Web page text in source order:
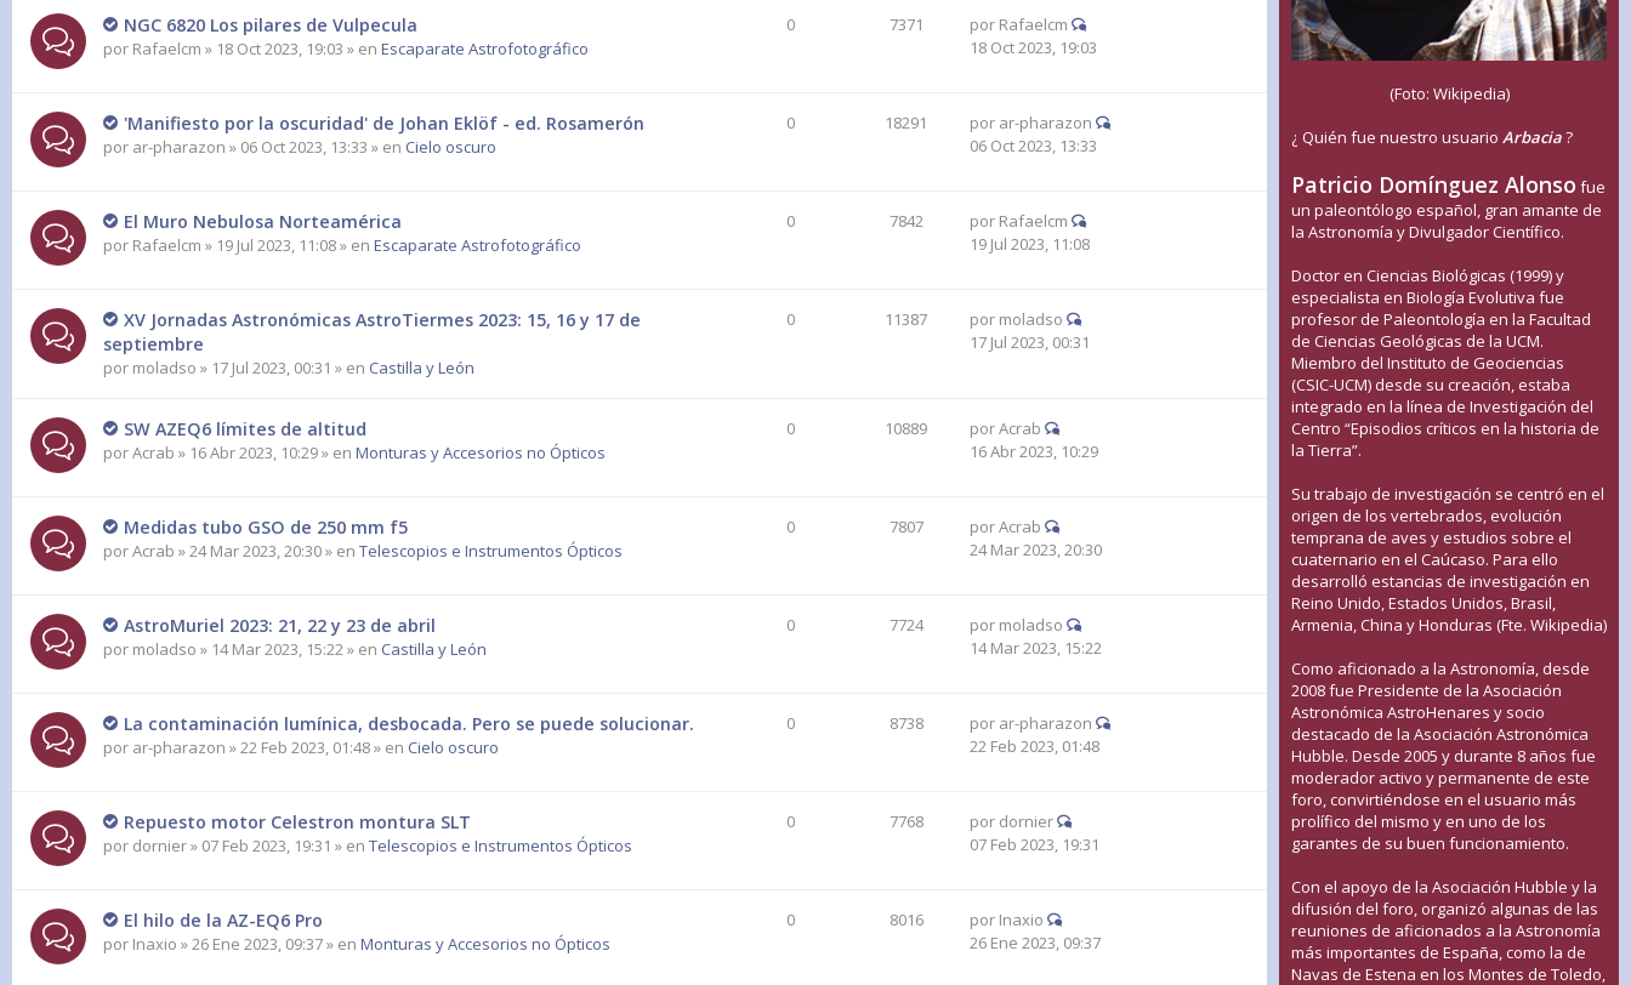
NGC 6820 Los pilares de Vulpecula
por Rafaelcm » 18 Oct 2023, 19:03 » en Escaparate Astrofotográfico
0 7371 por Rafaelcm
18 Oct 2023, 19:03
'Manifiesto por la oscuridad' de Johan Eklöf - ed. Rosamerón
por ar-pharazon » 06 Oct 2023, 13:33 » en Cielo oscuro
0 18291 por ar-pharazon
06 Oct 2023, 13:33
El Muro Nebulosa Norteamérica
por Rafaelcm » 19 Jul 2023, 11:08 » en Escaparate Astrofotográfico
0 7842 por Rafaelcm
19 Jul 2023, 11:08
XV Jornadas Astronómicas AstroTiermes 2023: 15, 16 y 17 de
septiembre
por moladso » 17 Jul 2023, 00:31 » en Castilla y León
0 11387 por moladso
17 Jul 2023, 00:31
SW AZEQ6 límites de altitud
porAcrab » 16 Abr 2023, 10:29 » en Monturas y Accesorios no Ópticos
0 10889 porAcrab
16 Abr 2023, 10:29
Medidas tubo GSO de 250 mm f5
porAcrab » 24 Mar 2023, 20:30 » en Telescopios e Instrumentos Ópticos
0 7807 porAcrab
24 Mar 2023, 20:30
AstroMuriel 2023: 21, 22 y 23 de abril
por moladso » 14 Mar 2023, 15:22 » en Castilla y León
0 7724 por moladso
14 Mar 2023, 15:22
La contaminación lumínica, desbocada. Pero se puede solucionar.
por ar-pharazon » 22 Feb 2023, 01:48 » en Cielo oscuro
0 8738 por ar-pharazon
22 Feb 2023, 01:48
Repuesto motor Celestron montura SLT
por dornier» 07 Feb 2023, 19:31 » en Telescopios e Instrumentos Ópticos
0 7768 por dornier
07 Feb 2023, 19:31
El hilo de la AZ-EQ6 Pro
por Inaxio » 26 Ene 2023, 09:37 » en Monturas y Accesorios no Ópticos
0 8016 por Inaxio
26 Ene 2023, 09:37
(Foto: Wikipedia)
¿ Quién fue nuestro usuario Arbacia?
Patricio Domínguez Alonso fue
un paleontólogo español, gran amante de
la Astronomía y Divulgador Científico.
Doctor en Ciencias Biológicas (1999) y
especialista en Biología Evolutiva fue
profesor de Paleontología en la Facultad
de Ciencias Geológicas de la UCM.
Miembro del Instituto de Geociencias
(CSIC-UCM) desde su creación, estaba
integrado en la línea de Investigación del
Centro “Episodios críticos en la historia de
la Tierra”.
Su trabajo de investigación se centró en el
origen de los vertebrados, evolución
temprana de aves y estudios sobre el
cuaternario en el Caúcaso. Para ello
desarrolló estancias de investigación en
Reino Unido, Estados Unidos, Brasil,
Armenia, China y Honduras (Fte. Wikipedia)
Como aficionado a la Astronomía, desde
2008 fue Presidente de la Asociación
Astronómica AstroHenares y socio
destacado de la Asociación Astronómica
Hubble. Desde 2005 y durante 8 años fue
moderador activo y permanente de este
foro, convirtiéndose en el usuario más
prolífico del mismo y en uno de los
garantes de su buen funcionamiento.
Con el apoyo de la Asociación Hubble y la
difusión del foro, organizó algunas de las
reuniones de aficionados a la Astronomía
más importantes de España, como la de
Navas de Estena en los Montes de Toledo,